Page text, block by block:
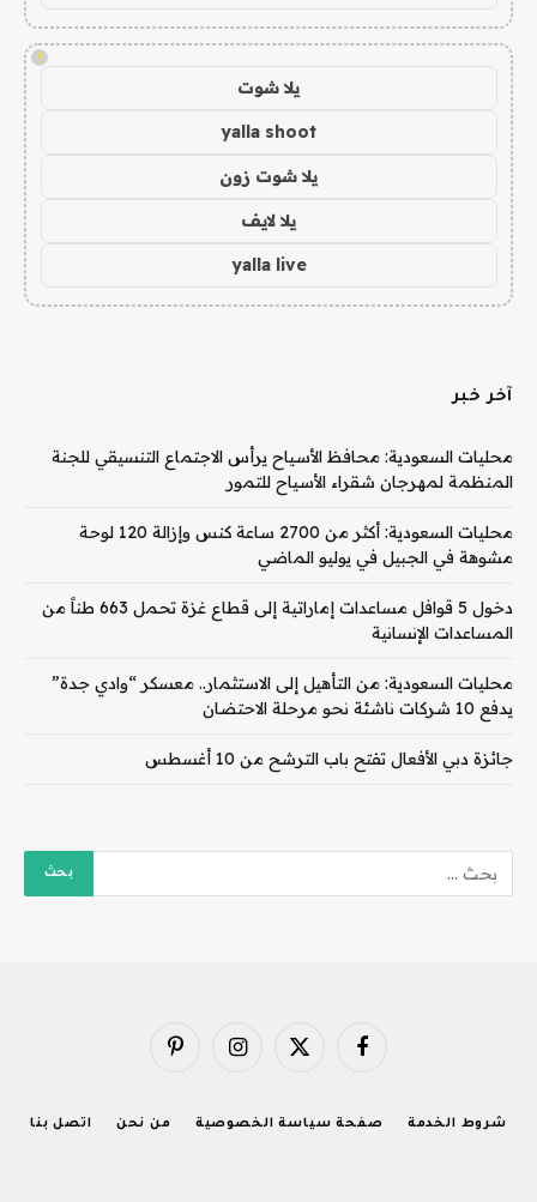
!
يلا شوت
yalla shoot
يلا شوت زون
يلا لايف
yalla live
آخر خبر
محليات السعودية: محافظ الأسياح يرأس الاجتماع التنسيقي للجنة
المنظمة لمهرجان شقراء الأسياح للتمور
محليات السعودية: أكثر من 2700 ساعة كنس وإزالة 120 لوحة
مشوهة في الجبيل في يوليو الماضي
دخول 5 قوافل مساعدات إماراتية إلى قطاع غزة تحمل 663 طناً من
المساعدات الإنسانية
محليات السعودية: من التأهيل إلى الاستثمار.. معسكر “وادي جدة”
يدفع 10 شركات ناشئة نحو مرحلة الاحتضان
جائزة دبي الأفعال تفتح باب الترشح من 10 أغسطس
فيسبوك X
الانستغرامبينتيريست
شروط الخدمة صفحة سياسة الخصوصية من نحن اتصل بنا